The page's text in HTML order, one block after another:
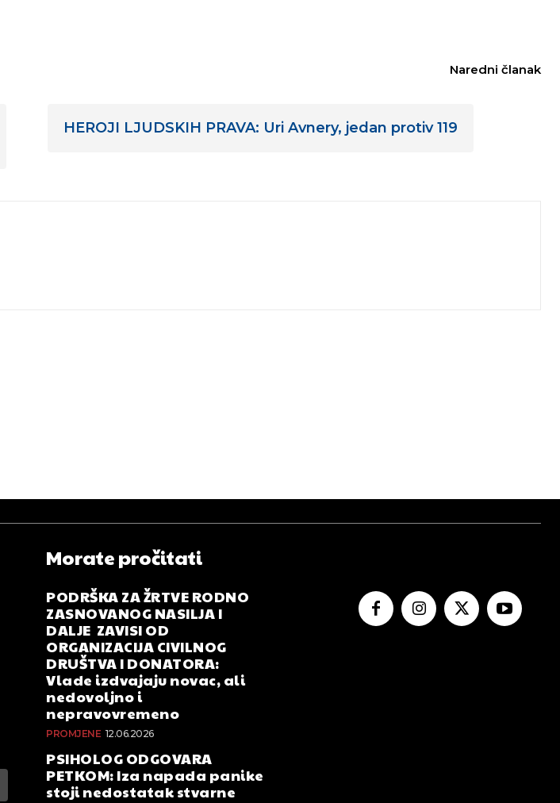
Naredni članak
HEROJI LJUDSKIH PRAVA: Uri Avnery, jedan protiv 119
Morate pročitati
PODRŠKA ZA ŽRTVE RODNO
ZASNOVANOG NASILJA I
DALJE ZAVISI OD
ORGANIZACIJA CIVILNOG
DRUŠTVA I DONATORA:
Vlade izdvajaju novac, ali
nedovoljno i
nepravovremeno
PROMJENE 12.06.2026
PSIHOLOG ODGOVARA
PETKOM: Iza napada panike
stoji nedostatak stvarne